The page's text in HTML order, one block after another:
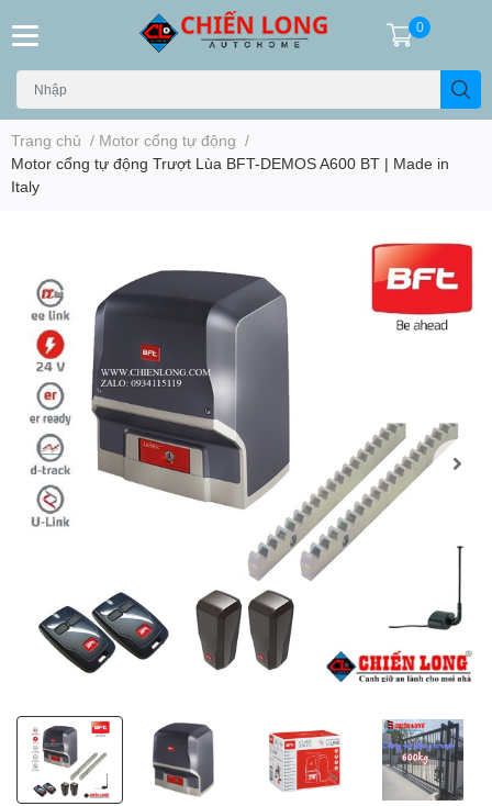
0
Trang chủ / Motor cổng tự động /
Motor cổng tự động Trượt Lùa BFT-DEMOS A600 BT | Made in
Italy